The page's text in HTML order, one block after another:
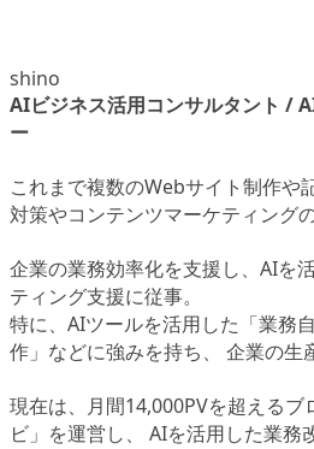
shino
AIビジネス活用コンサルタント /
ー
これまで複数のWebサイト制作や
対策やコンテンツマーケティング
企業の業務効率化を支援し、AIを
ティング支援に従事。
特に、AIツールを活用した「業務
作」などに強みを持ち、 企業の生
現在は、月間14,000PVを超えるブ
ビ」を運営し、 AIを活用した業務